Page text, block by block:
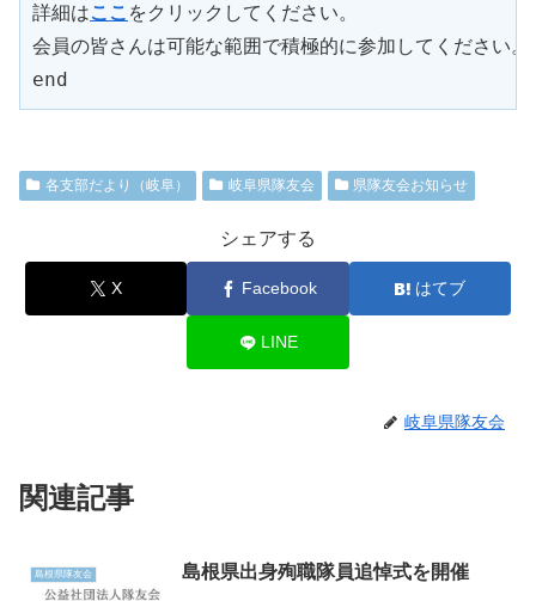
詳細はここ をクリックしてください。
会員の皆さんは可能な範囲で積極的に参加してください。
各支部だより（岐阜） 岐阜県隊友会 県隊友会お知らせ
シェアする
X Facebook はてブ
LINE
岐阜県隊友会
関連記事
島根県隊友会 島根県出身殉職隊員追悼式を開催